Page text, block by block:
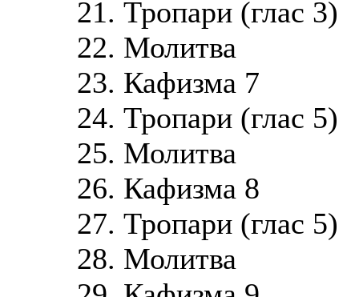
21. Тропари (глас 3)
22. Молитва
23. Кафизма 7
24. Тропари (глас 5)
25. Молитва
26. Кафизма 8
27. Тропари (глас 5)
28. Молитва